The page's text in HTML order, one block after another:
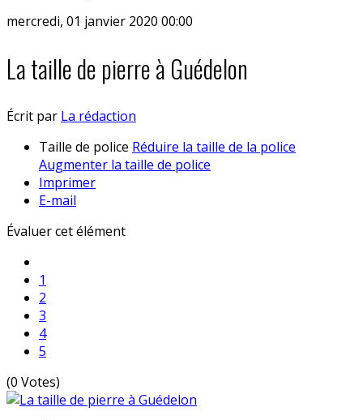
mercredi, 01 janvier 2020 00:00
La taille de pierre à Guédelon
Écrit par La rédaction
Taille de police Réduire la taille de la police
Augmenter la taille de police
Imprimer
E-mail
Évaluer cet élément
1
2
3
4
5
(0 Votes)